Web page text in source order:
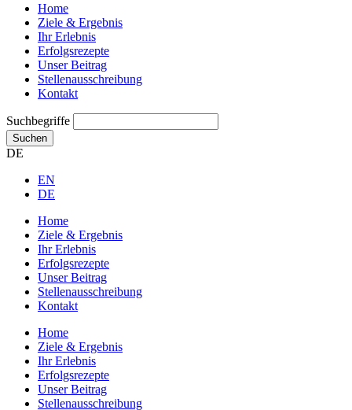
Home
Ziele & Ergebnis
Ihr Erlebnis
Erfolgsrezepte
Unser Beitrag
Stellenausschreibung
Kontakt
Suchbegriffe
Suchen
DE
EN
DE
Home
Ziele & Ergebnis
Ihr Erlebnis
Erfolgsrezepte
Unser Beitrag
Stellenausschreibung
Kontakt
Home
Ziele & Ergebnis
Ihr Erlebnis
Erfolgsrezepte
Unser Beitrag
Stellenausschreibung